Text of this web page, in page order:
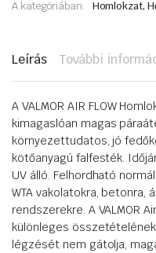
homlokzatfesték
mennyiség
A kategóriában: Homlokzat,
Leírás További
A VALMOR AIR FLOW
kimagaslóan magas
környezettudatos, jó
kötőanyagú falfesték.
UV álló. Felhordható
WTA vakolatokra, betonra,
rendszerekre. A VALMOR
különleges
légzését nem gátolja,